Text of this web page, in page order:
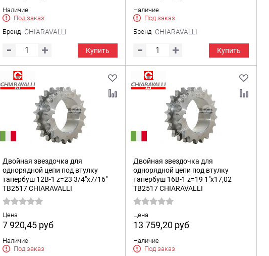
Наличие
Под заказ
Бренд CHIARAVALLI
Купить
Наличие
Под заказ
Бренд CHIARAVALLI
Купить
Двойная звездочка для
однорядной цепи под втулку
тапербуш 12B-1 z=23 3/4"x7/16"
TB2517 CHIARAVALLI
Цена
7 920,45 руб
Наличие
Под заказ
Двойная звездочка для
однорядной цепи под втулку
тапербуш 16B-1 z=19 1"x17,02
TB2517 CHIARAVALLI
Цена
13 759,20 руб
Наличие
Под заказ